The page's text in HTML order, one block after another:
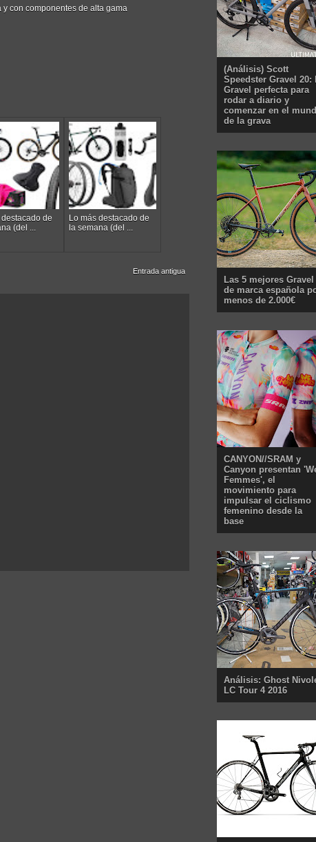
con componentes de alta gama
de
(del ...
Lo más destacado de
la semana (del ...
Entrada antigua
(Análisis) Scott
Speedster Gravel 20:
Gravel perfecta para
rodar a diario y
comenzar en el
de la grava
Las 5 mejores Gravel
de marca española
menos de 2.000€
CANYON//SRAM y
Canyon presentan
Femmes', el
movimiento para
impulsar el ciclismo
femenino desde la
base
Análisis: Ghost
LC Tour 4 2016